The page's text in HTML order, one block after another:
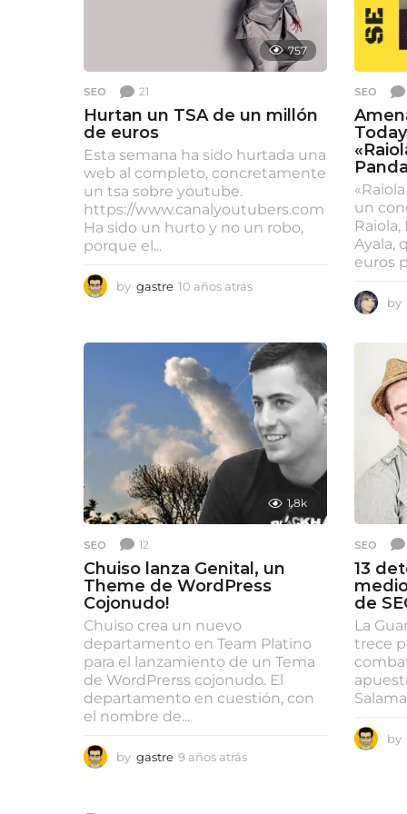
757
SEO 21
Hurtan un TSA de un millón
de euros
Esta semana ha sido hurtada una
web al completo, concretamente
un tsa sobre youtube.
https://www.canalyoutubers.com
Ha sido un hurto y no un robo,
porque el...
by gastre 10 años atrás
s
a
t
r
á
s
SEO
un
Ayala,
euros
by
1.8k
SEO 12
Chuiso lanza Genital, un
Theme de WordPress
Cojonudo!
Chuiso crea un nuevo
departamento en Team Platino
para el lanzamiento de un Tema
de WordPrerss cojonudo. El
departamento en cuestión, con
el nombre de...
by gastre 9 años atrás
SEO
13
de
La
trece
by